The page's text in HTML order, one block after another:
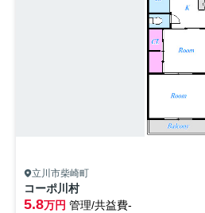
立川市柴崎町
コーポ川村
5.8万円 管理/共益費-